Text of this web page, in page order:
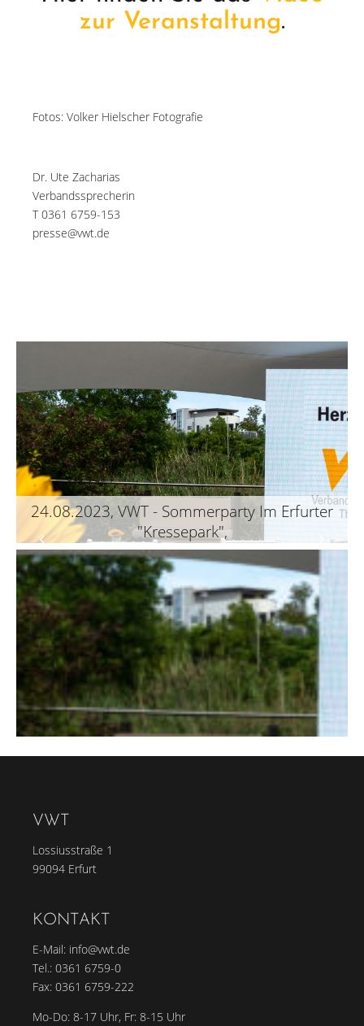
zur Veranstaltung.
Fotos: Volker Hielscher Fotografie
Dr. Ute Zacharias
Verbandssprecherin
T 0361 6759-153
presse@vwt.de
24.08.2023, VWT - Sommerparty Im Erfurter
"Kressepark",
VWT
Lossiusstraße 1
99094 Erfurt
KONTAKT
E-Mail: info@vwt.de
Tel.: 0361 6759-0
Fax: 0361 6759-222
Mo-Do: 8-17 Uhr, Fr: 8-15 Uhr